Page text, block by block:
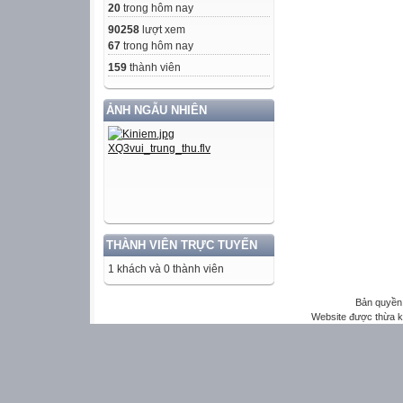
20 trong hôm nay
90258 lượt xem
67 trong hôm nay
159 thành viên
ẢNH NGẪU NHIÊN
THÀNH VIÊN TRỰC TUYẾN
1 khách và 0 thành viên
Bản
Website được thừa